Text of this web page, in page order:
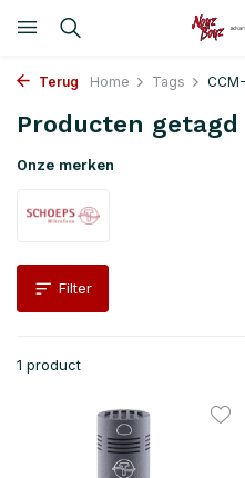
Terug Home Tags
Producten getagd
Onze merken
Filter
1 product